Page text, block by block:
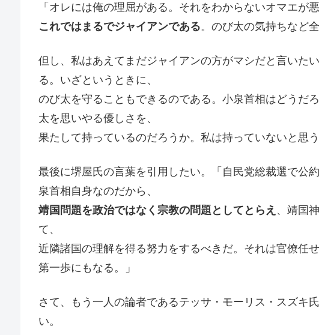
「オレには俺の理屈がある。それをわからないオマエが
これではまるでジャイアンである。のび太の気持ちなど
但し、私はあえてまだジャイアンの方がマシだと言いた
る。いざというときに、
のび太を守ることもできるのである。小泉首相はどうだ
太を思いやる優しさを、
果たして持っているのだろうか。私は持っていないと思う
最後に堺屋氏の言葉を引用したい。「自民党総裁選で公
泉首相自身なのだから、
靖国問題を政治ではなく宗教の問題としてとらえ 、靖国
て、
近隣諸国の理解を得る努力をするべきだ。それは官僚任
第一歩にもなる。」
さて、もう一人の論者であるテッサ・モーリス・スズキ
い。